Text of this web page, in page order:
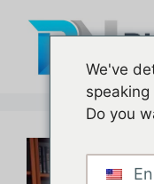
conteúdo
We've
Do you